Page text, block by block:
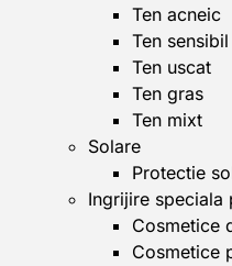
Ten acneic
Ten sensibil
Ten uscat
Ten gras
Ten mixt
Solare
Protectie
Ingrijire speciala
Cosmetice
Cosmetice